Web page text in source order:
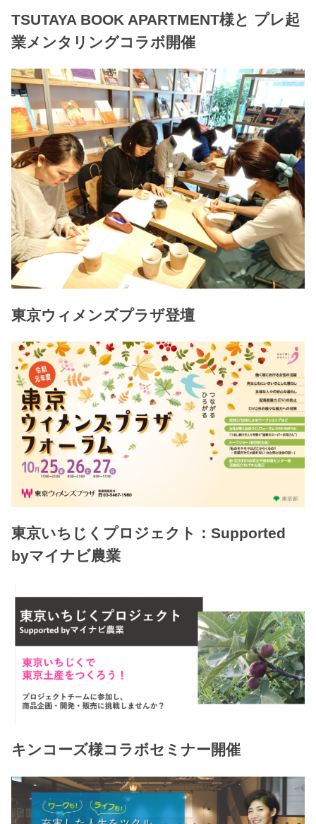
TSUTAYA BOOK APARTMENT様と プレ起
業メンタリングコラボ開催
東京ウィメンズプラザ登壇
東京いちじくプロジェクト：Supported
byマイナビ農業
キンコーズ様コラボセミナー開催